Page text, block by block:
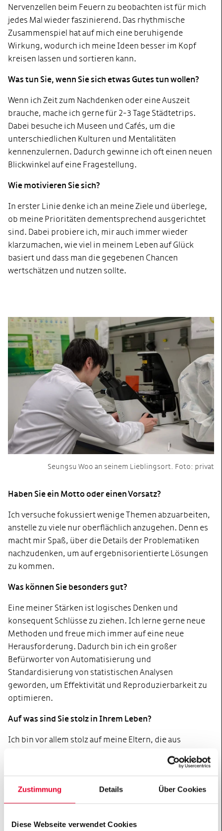
Zustimmung Details Über Cookies
Diese Webseite verwendet Cookies
Nervenzellen beim Feuern zu beobachten ist für mich
jedes Mal wieder faszinierend. Das rhythmische
Zusammenspiel hat auf mich eine beruhigende
Wirkung, wodurch ich meine Ideen besser im Kopf
kreisen lassen und sortieren kann.
Was tun Sie, wenn Sie sich etwas Gutes tun wollen?
Wenn ich Zeit zum Nachdenken oder eine Auszeit
brauche, mache ich gerne für 2-3 Tage Städtetrips.
Dabei besuche ich Museen und Cafés, um die
unterschiedlichen Kulturen und Mentalitäten
kennenzulernen. Dadurch gewinne ich oft einen neuen
Blickwinkel auf eine Fragestellung.
Wie motivieren Sie sich?
In erster Linie denke ich an meine Ziele und überlege,
ob meine Prioritäten dementsprechend ausgerichtet
sind. Dabei probiere ich, mir auch immer wieder
klarzumachen, wie viel in meinem Leben auf Glück
basiert und dass man die gegebenen Chancen
wertschätzen und nutzen sollte.
Seungsu Woo an seinem Lieblingsort. Foto: privat
Haben Sie ein Motto oder einen Vorsatz?
Ich versuche fokussiert wenige Themen abzuarbeiten,
anstelle zu viele nur oberflächlich anzugehen. Denn es
macht mir Spaß, über die Details der Problematiken
nachzudenken, um auf ergebnisorientierte Lösungen
zu kommen.
Was können Sie besonders gut?
Eine meiner Stärken ist logisches Denken und
konsequent Schlüsse zu ziehen. Ich lerne gerne neue
Methoden und freue mich immer auf eine neue
Herausforderung. Dadurch bin ich ein großer
Befürworter von Automatisierung und
Standardisierung von statistischen Analysen
geworden, um Effektivität und Reproduzierbarkeit zu
optimieren.
Auf was sind Sie stolz in Ihrem Leben?
Ich bin vor allem stolz auf meine Eltern, die aus
hier ein Leben aufgebaut haben. Dadurch haben sie
meinem Bruder und mir die bestmögliche Bildung und
viele Möglichkeiten ermöglicht, die ich hoffentlich zu
nutzen weiß. Dafür werde ich immer dankbar sein.